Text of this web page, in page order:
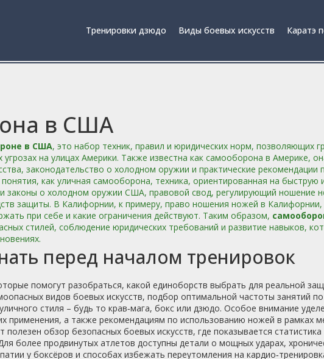
Тренировки дзюдо Виды боевых искусств Каратэ
в США
в США, это набор техник, правил и юридических норм, позволяющих
на улицах Америки. Также известна как самооборона в Америке,
законодательство о холодном оружии и практические рекомендации
как уличная самооборона, техника, ориентированная на быструю
и законы о холодном оружии США, правовой свод, регулирующий ношение
защиты. В Калифорнии, к примеру, право ношения ножей в Калифорнии,
при себе и какие ограничения действуют. Таким образом,
стилей, соблюдение юридических требований и развитие навыков,
перед началом тренировок
помогут разобраться, какой единоборств выбрать для реальной
видов боевых искусств, подбор оптимальной частоты занятий
стиля – будь то крав‑мага, бокс или дзюдо. Особое внимание
применения, а также рекомендациям по использованию ножей в рамках
полезен обзор безопасных боевых искусств, где показывается
более продвинутых атлетов доступны детали о мощных ударах,
у боксёров и способах избежать переутомления на